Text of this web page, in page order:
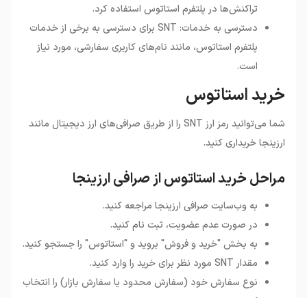
تراکنش‌ها در پلتفرم استاتوس استفاده کرد.
دسترسی به خدمات: SNT برای دسترسی به برخی از خدمات
پلتفرم استاتوس، مانند نام‌های کاربری سفارشی، مورد نیاز
است.
خرید استاتوس
شما می‌توانید رمز ارز SNT را از طریق صرافی‌های ارز دیجیتال مانند
ارزینجا خریداری کنید.
مراحل خرید استاتوس از صرافی ارزینجا
به وب‌سایت صرافی ارزینجا مراجعه کنید.
در صورت عدم عضویت، ثبت نام کنید.
به بخش "خرید و فروش" بروید و "استاتوس" را جستجو کنید.
مقدار SNT مورد نظر برای خرید را وارد کنید.
نوع سفارش خود (سفارش محدود یا سفارش بازار) را انتخاب